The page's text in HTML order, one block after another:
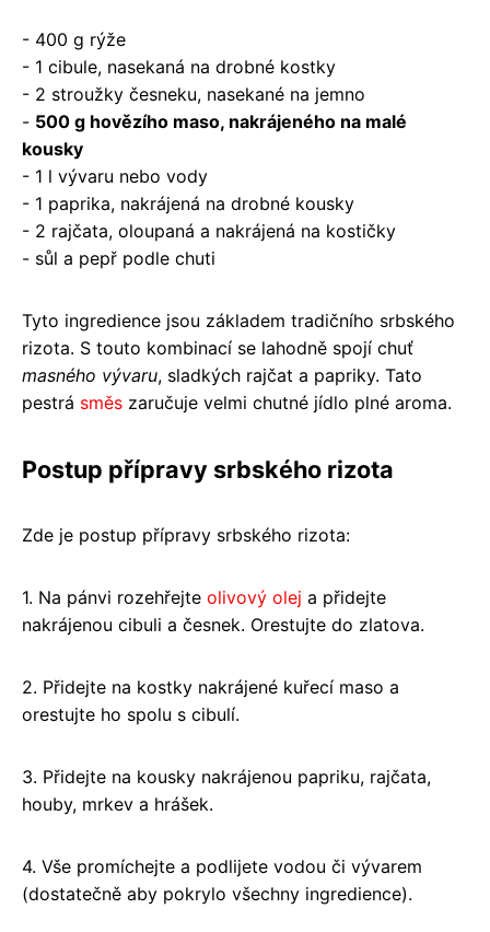
- 400 g rýže
- 1 cibule, nasekaná na drobné kostky
- 2 stroužky česneku, nasekané na jemno
- 500 g hovězího maso, nakrájeného na malé
kousky
- 1 l vývaru nebo vody
- 1 paprika, nakrájená na drobné kousky
- 2 rajčata, oloupaná a nakrájená na kostičky
- sůl a pepř podle chuti
Tyto ingredience jsou základem tradičního srbského
rizota. S touto kombinací se lahodně spojí chuť
masného vývaru, sladkých rajčat a papriky. Tato
pestrá směs zaručuje velmi chutné jídlo plné aroma.
Postup přípravy srbského rizota
Zde je postup přípravy srbského rizota:
1. Na pánvi rozehřejte olivový olej a přidejte
nakrájenou cibuli a česnek. Orestujte do zlatova.
2. Přidejte na kostky nakrájené kuřecí maso a
orestujte ho spolu s cibulí.
3. Přidejte na kousky nakrájenou papriku, rajčata,
houby, mrkev a hrášek.
4. Vše promíchejte a podlijete vodou či vývarem
(dostatečně aby pokrylo všechny ingredience).